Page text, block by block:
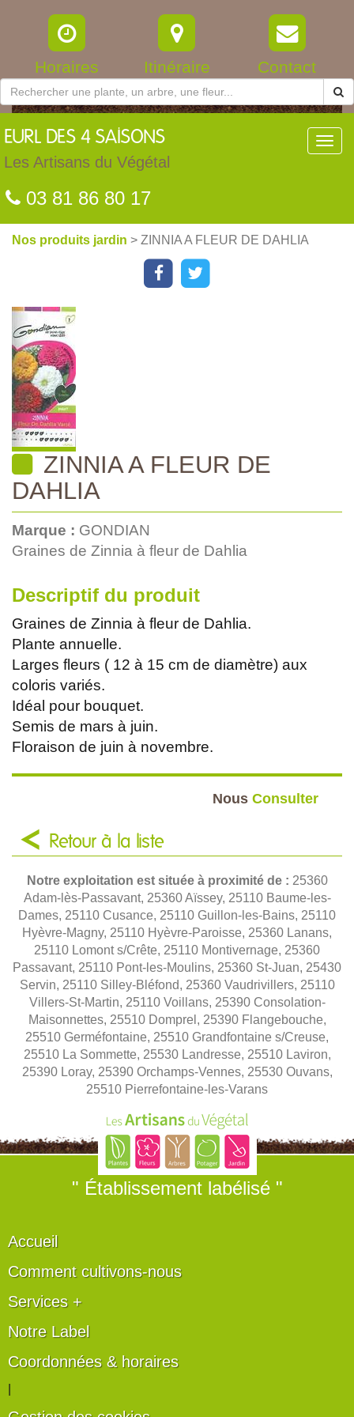
Horaires Itinéraire Contact
EURL DES 4 SAISONS
Les Artisans du Végétal
03 81 86 80 17
Nos produits jardin > ZINNIA A FLEUR DE DAHLIA
ZINNIA A FLEUR DE
DAHLIA
Marque : GONDIAN
Graines de Zinnia à fleur de Dahlia
Descriptif du produit
Graines de Zinnia à fleur de Dahlia.
Plante annuelle.
Larges fleurs ( 12 à 15 cm de diamètre) aux
coloris variés.
Idéal pour bouquet.
Semis de mars à juin.
Floraison de juin à novembre.
Nous Consulter
Retour à la liste
Notre exploitation est située à proximité de : 25360
Adam-lès-Passavant, 25360 Aïssey, 25110 Baume-les-
Dames, 25110 Cusance, 25110 Guillon-les-Bains, 25110
Hyèvre-Magny, 25110 Hyèvre-Paroisse, 25360 Lanans,
25110 Lomont s/Crête, 25110 Montivernage, 25360
Passavant, 25110 Pont-les-Moulins, 25360 St-Juan, 25430
Servin, 25110 Silley-Bléfond, 25360 Vaudrivillers, 25110
Villers-St-Martin, 25110 Voillans, 25390 Consolation-
Maisonnettes, 25510 Domprel, 25390 Flangebouche,
25510 Germéfontaine, 25510 Grandfontaine s/Creuse,
25510 La Sommette, 25530 Landresse, 25510 Laviron,
25390 Loray, 25390 Orchamps-Vennes, 25530 Ouvans,
25510 Pierrefontaine-les-Varans
" Établissement labélisé "
Accueil
Comment cultivons-nous
Services +
Notre Label
Coordonnées & horaires